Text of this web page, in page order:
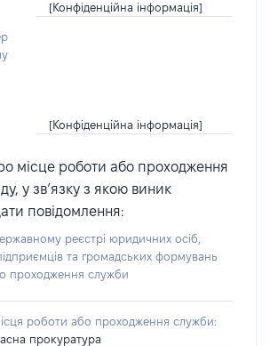
[Конфіденційна інформація]
[Конфіденційна інформація]
місце роботи або проходження
у зв’язку з якою виник
повідомлення:
реєстрі юридичних осіб,
та громадських формувань
проходження служби
роботи або проходження служби:
прокуратура